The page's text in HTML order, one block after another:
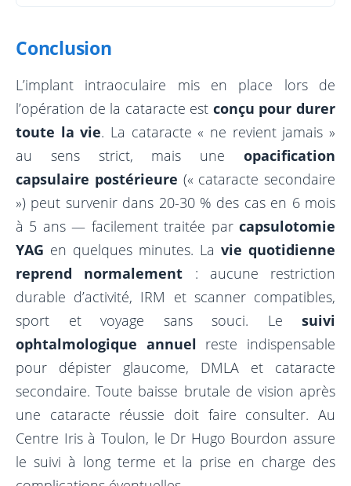
Conclusion
L’implant intraoculaire mis en place lors de
l’opération de la cataracte est conçu pour durer
toute la vie. La cataracte « ne revient jamais »
au sens strict, mais une opacification
capsulaire postérieure (« cataracte secondaire
») peut survenir dans 20-30 % des cas en 6 mois
à 5 ans — facilement traitée par capsulotomie
YAG en quelques minutes. La vie quotidienne
reprend normalement : aucune restriction
durable d’activité, IRM et scanner compatibles,
sport et voyage sans souci. Le suivi
ophtalmologique annuel reste indispensable
pour dépister glaucome, DMLA et cataracte
secondaire. Toute baisse brutale de vision après
une cataracte réussie doit faire consulter. Au
Centre Iris à Toulon, le Dr Hugo Bourdon assure
le suivi à long terme et la prise en charge des